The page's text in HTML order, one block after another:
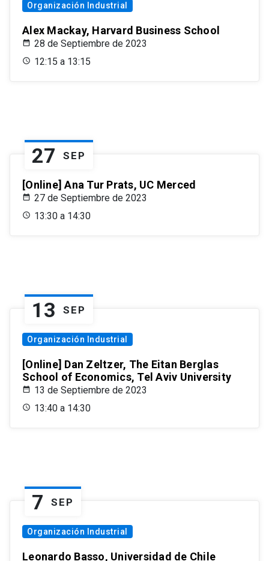
Organización Industrial
Alex Mackay, Harvard Business School
28 de Septiembre de 2023
12:15 a 13:15
27 SEP
[Online] Ana Tur Prats, UC Merced
27 de Septiembre de 2023
13:30 a 14:30
13 SEP
Organización Industrial
[Online] Dan Zeltzer, The Eitan Berglas
School of Economics, Tel Aviv University
13 de Septiembre de 2023
13:40 a 14:30
7 SEP
Organización Industrial
Leonardo Basso, Universidad de Chile